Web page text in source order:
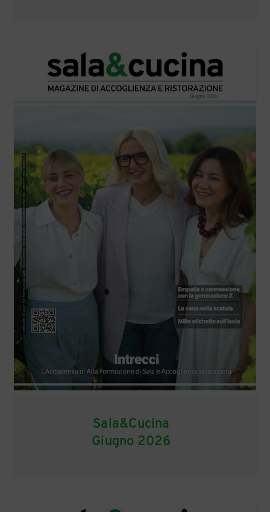
Sala&Cucina
Giugno 2026